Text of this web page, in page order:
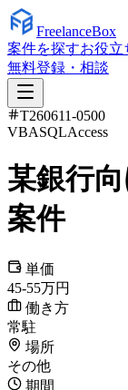
FreelanceBox
案件を探すお役立
無料登録・相談
T260611-0500
VBASQLAccess
某銀行
案件
単価
45-55万円
働き方
常駐
場所
その他
期間